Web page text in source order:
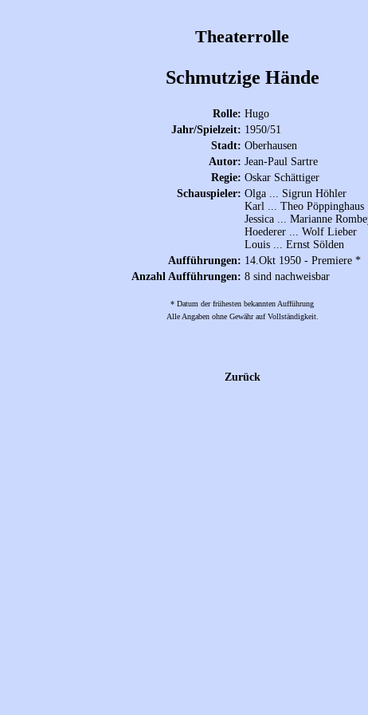
Theaterrolle
Schmutzige Hände
Rolle: Hugo
Jahr/Spielzeit: 1950/51
Stadt: Oberhausen
Autor: Jean-Paul Sartre
Regie: Oskar Schättiger
Schauspieler: Olga ... Sigrun Höhler
Karl ... Theo Pöppinghaus
Jessica ... Marianne
Hoederer ... Wolf Lieber
Louis ... Ernst Sölden
Aufführungen: 14.Okt 1950 - Premiere *
Anzahl Aufführungen: 8 sind nachweisbar
* Datum der frühesten bekannten Aufführung
Alle Angaben ohne Gewähr auf Vollständigkeit.
Zurück